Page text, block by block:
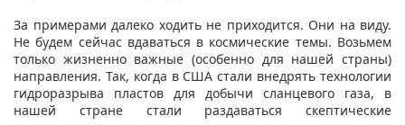
За примерами далеко ходить не приходится. Они на виду.
Не будем сейчас вдаваться в космические темы. Возьмем
только жизненно важные (особенно для нашей страны)
направления. Так, когда в США стали внедрять технологии
гидроразрыва пластов для добычи сланцевого газа, в
нашей стране стали раздаваться скептические